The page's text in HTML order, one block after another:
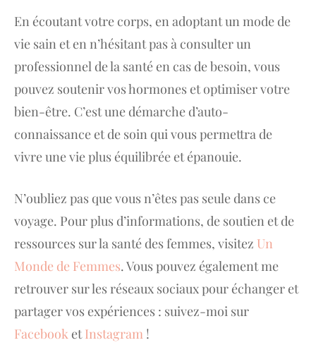
En écoutant votre corps, en adoptant un mode de
vie sain et en n’hésitant pas à consulter un
professionnel de la santé en cas de besoin, vous
pouvez soutenir vos hormones et optimiser votre
bien-être. C’est une démarche d’auto-
connaissance et de soin qui vous permettra de
vivre une vie plus équilibrée et épanouie.
N’oubliez pas que vous n’êtes pas seule dans ce
voyage. Pour plus d’informations, de soutien et de
ressources sur la santé des femmes, visitez Un
Monde de Femmes. Vous pouvez également me
retrouver sur les réseaux sociaux pour échanger et
partager vos expériences : suivez-moi sur
Facebook etInstagram !